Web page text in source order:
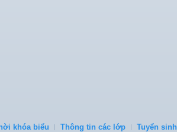
khóa biểu Thông tin các lớp Tuyển sinh